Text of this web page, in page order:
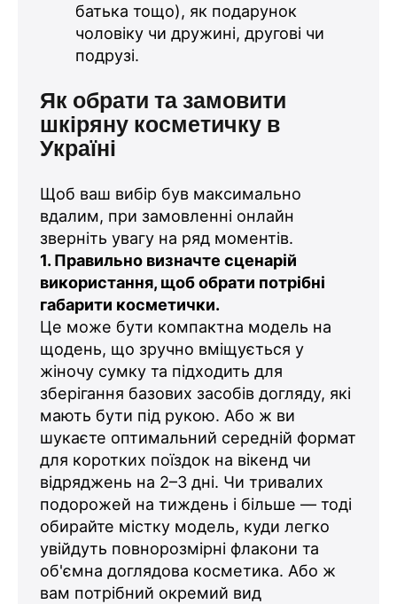
батька тощо), як подарунок
чоловіку чи дружині, другові чи
подрузі.
Як обрати та замовити
шкіряну косметичку в
Україні
Щоб ваш вибір був максимально
вдалим, при замовленні онлайн
зверніть увагу на ряд моментів.
1. Правильно визначте сценарій
використання, щоб обрати потрібні
габарити косметички.
Це може бути компактна модель на
щодень, що зручно вміщується у
жіночу сумку та підходить для
зберігання базових засобів догляду, які
мають бути під рукою. Або ж ви
шукаєте оптимальний середній формат
для коротких поїздок на вікенд чи
відряджень на 2–3 дні. Чи тривалих
подорожей на тиждень і більше — тоді
обирайте містку модель, куди легко
увійдуть повнорозмірні флакони та
об'ємна доглядова косметика. Або ж
вам потрібний окремий вид